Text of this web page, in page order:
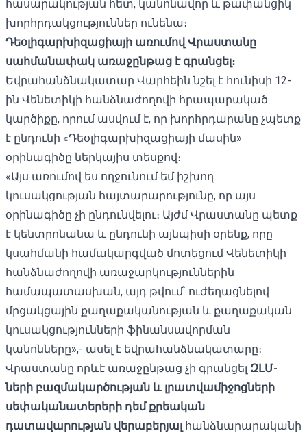
հասարակության հետ, կանոնավոր և թափանցիկ
խորհրդակցություններ ունենա։
Դեօլիգարխիզացիայի առումով Վրաստանը
սահմանափակ առաջընթաց է գրանցել։
Եվրահանձնակատար Վարհեին նշել է հունիսի 12-
ին Վենետիկի հանձնաժողովի հրապարակած
կարծիքը, որում ասվում է, որ խորհրդարանը չպետք
է ընդունի «Դեօլիգարխիզացիայի մասին»
օրինագիծը ներկայիս տեսքով։
«Այս առումով ես ողջունում եմ իշխող
կուսակցության հայտարարությունը, որ այս
օրինագիծը չի ընդունվելու։ Այժմ Վրաստանը պետք
է կենտրոնանա և ընդունի այնպիսի օրենք, որը
կսահմանի համակարգված մոտեցում Վենետիկի
հանձնաժողովի առաջարկություններին
համապատասխան, այդ թվում՝ ուժեղացնելով
մրցակցային քաղաքականության և քաղաքական
կուսակցությունների ֆինանսավորման
կանոնները»,- ասել է եվրահանձնակատարը։
Վրաստանը որևէ առաջընթաց չի գրանցել ԶԼՄ-
ների բազմակարծության և լրատվամիջոցների
սեփականատերերի դեմ քրեական
դատավարության վերաբերյալ հանձնարարականի